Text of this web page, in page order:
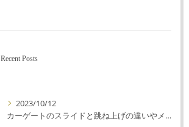
Recent Posts
2023/10/12
カーゲートのスライドと跳ね上げの違いやメリットデメリットを解説！